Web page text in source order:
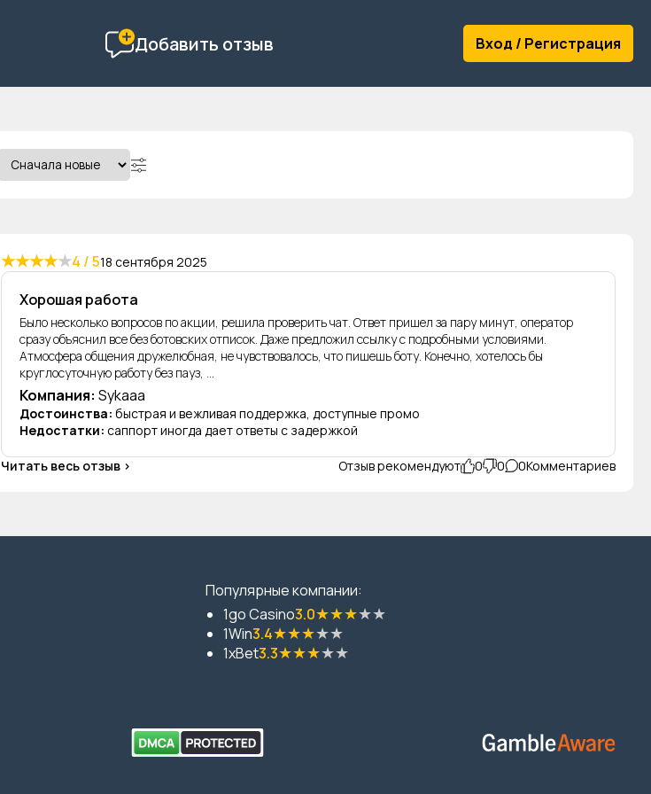
Добавить отзыв Вход / Регистрация
★★★★★4 / 518 сентября 2025
Хорошая работа
Было несколько вопросов по акции, решила проверить чат. Ответ пришел за пару минут, оператор
сразу объяснил все без ботовских отписок. Даже предложил ссылку с подробными условиями.
Атмосфера общения дружелюбная, не чувствовалось, что пишешь боту. Конечно, хотелось бы
круглосуточную работу без пауз, ...
Компания: Sykaaa
Достоинства: быстрая и вежливая поддержка, доступные промо
Недостатки: саппорт иногда дает ответы с задержкой
Читать весь отзыв Отзыв рекомендуют 0 0 0
Популярные компании:
1go Casino3.0★★★★★
1Win3.4★★★★★
1xBet3.3★★★★★